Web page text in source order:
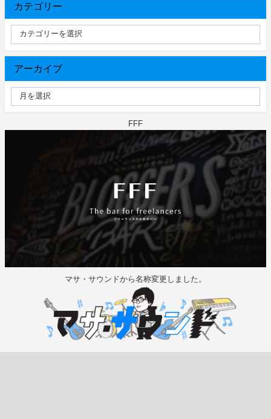
カテゴリー
アーカイブ
FFF
マサ・サウンドから名称変更しました。